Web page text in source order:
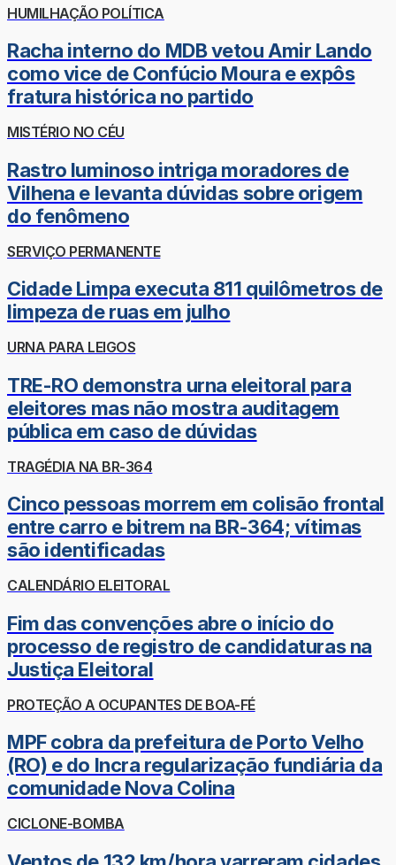
HUMILHAÇÃO POLÍTICA
Racha interno do MDB vetou Amir Lando
como vice de Confúcio Moura e expôs
fratura histórica no partido
MISTÉRIO NO CÉU
Rastro luminoso intriga moradores de
Vilhena e levanta dúvidas sobre origem
do fenômeno
SERVIÇO PERMANENTE
Cidade Limpa executa 811 quilômetros de
limpeza de ruas em julho
URNA PARA LEIGOS
TRE-RO demonstra urna eleitoral para
eleitores mas não mostra auditagem
pública em caso de dúvidas
TRAGÉDIA NA BR-364
Cinco pessoas morrem em colisão frontal
entre carro e bitrem na BR-364; vítimas
são identificadas
CALENDÁRIO ELEITORAL
Fim das convenções abre o início do
processo de registro de candidaturas na
Justiça Eleitoral
PROTEÇÃO A OCUPANTES DE BOA-FÉ
MPF cobra da prefeitura de Porto Velho
(RO) e do Incra regularização fundiária da
comunidade Nova Colina
CICLONE-BOMBA